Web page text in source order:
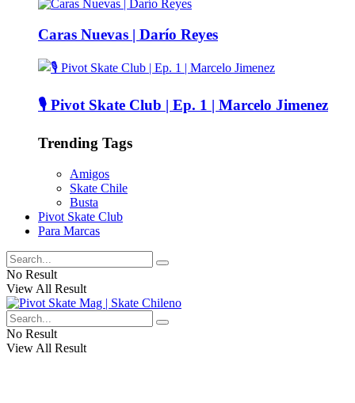
Caras Nuevas | Darío Reyes
🎙️ Pivot Skate Club | Ep. 1 | Marcelo Jimenez
Trending Tags
Amigos
Skate Chile
Busta
Pivot Skate Club
Para Marcas
No Result
View All Result
No Result
View All Result